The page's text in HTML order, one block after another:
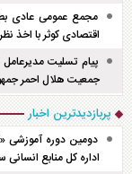
اقتصادی کوثر با اخذ
پیام تسلیت
جمعیت هلال احمر
پربازدیدترین اخبار
دومین دوره آموزشی
اداره کل منابع انسانی